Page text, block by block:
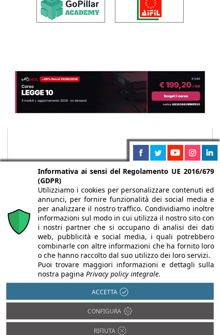
Chi siamo Autori Per la tua pubblicità
Iscriviti alla
newsletter
Infobuild è testata registrata presso il Tribunale di Milano al n° 63
dell’8/3/2013 - ISSN 2282-2267
© 2000-2026 Infoweb srl - P.IVA 13155920153 - Tutti i diritti
Informativa ai sensi del Regolamento UE 2016/679
(GDPR)
Utilizziamo i cookies per personalizzare contenuti ed
annunci, per fornire funzionalità dei social media e
per analizzare il nostro traffico. Condividiamo inoltre
informazioni sul modo in cui utilizza il nostro sito con
i nostri partner che si occupano di analisi dei dati
web, pubblicità e social media, i quali potrebbero
combinarle con altre informazioni che ha fornito loro
o che hanno raccolto dal suo utilizzo dei loro servizi.
Puoi trovare maggiori informazioni e dettagli sulla
nostra pagina Privacy policy integrale.
ACCETTA
CONFIGURA
RIFIUTA